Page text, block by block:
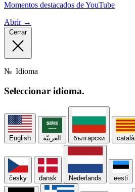
Momentos destacados de YouTube
Abrir →
Cerrar
№ Idioma
Seleccionar idioma.
English العربيّة български català
česky dansk Nederlands eesti